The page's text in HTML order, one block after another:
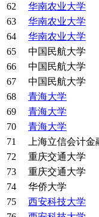
62
华南农业大学
63
华南农业大学
64
华南农业大学
65
中国民航大学
66
中国民航大学
67
中国民航大学
68
青海大学
69
青海大学
70
青海大学
71
上海立信会计金
72
重庆交通大学
73
重庆交通大学
74
华侨大学
75
西安科技大学